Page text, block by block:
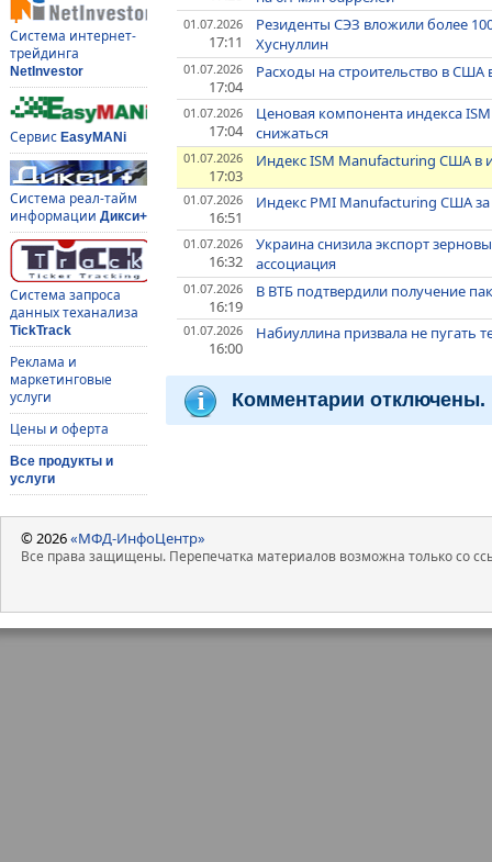
Система интернет-
трейдинга
NetInvestor
Сервис EasyMANi
Система реал-тайм
информации Дикси+
Система запроса
данных теханализа
TickTrack
Реклама и
маркетинговые
услуги
Цены и оферта
Все продукты и
услуги
01.07.2026
17:11
Резиденты СЭЗ вложили более
Хуснуллин
01.07.2026
17:04
Расходы на строительство в США
01.07.2026
17:04
Ценовая компонента индекса
снижаться
01.07.2026
17:03
Индекс ISM Manufacturing США в
01.07.2026
16:51
Индекс PMI Manufacturing США
01.07.2026
16:32
Украина снизила экспорт
ассоциация
01.07.2026
16:19
В ВТБ подтвердили получение
01.07.2026
16:00
Набиуллина призвала не
Комментарии отключены.
© 2026«МФД-ИнфоЦентр»
Все права защищены. Перепечатка материалов возможна только со